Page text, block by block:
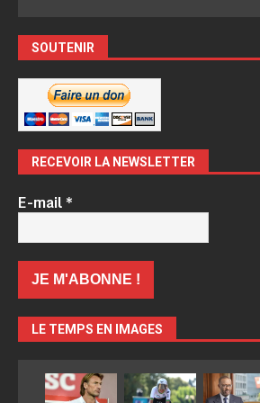
SOUTENIR
RECEVOIR LA NEWSLETTER
E-mail*
LE TEMPS EN IMAGES